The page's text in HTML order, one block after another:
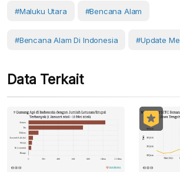
#Maluku Utara #Bencana Alam
#Bencana Alam Di Indonesia #Update Me
Data Terkait